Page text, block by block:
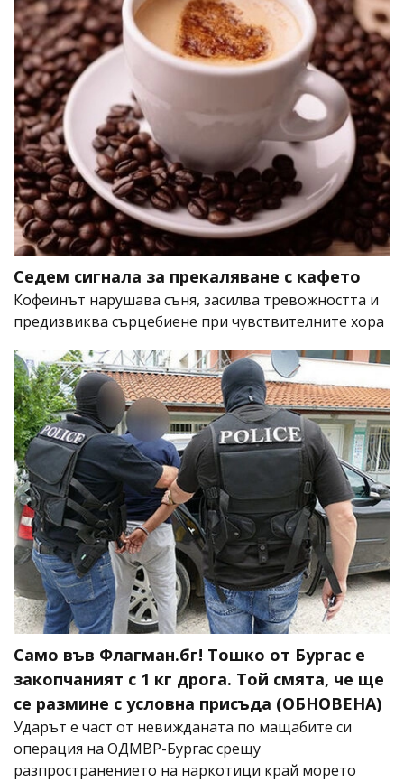
Седем сигнала за прекаляване с кафето
Кофеинът нарушава съня, засилва тревожността и
предизвиква сърцебиене при чувствителните хора
Само във Флагман.бг! Тошко от Бургас е
закопчаният с 1 кг дрога. Той смята, че ще
се размине с условна присъда (ОБНОВЕНА)
Ударът е част от невижданата по мащабите си
операция на ОДМВР-Бургас срещу
разпространението на наркотици край морето